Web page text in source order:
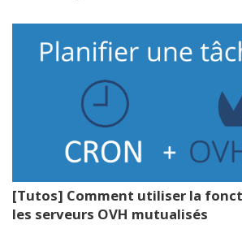
[Tutos] Comment utiliser la
les serveurs OVH mutualisés